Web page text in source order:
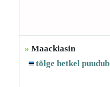
» Maackiasin
tõlge hetkel puudub